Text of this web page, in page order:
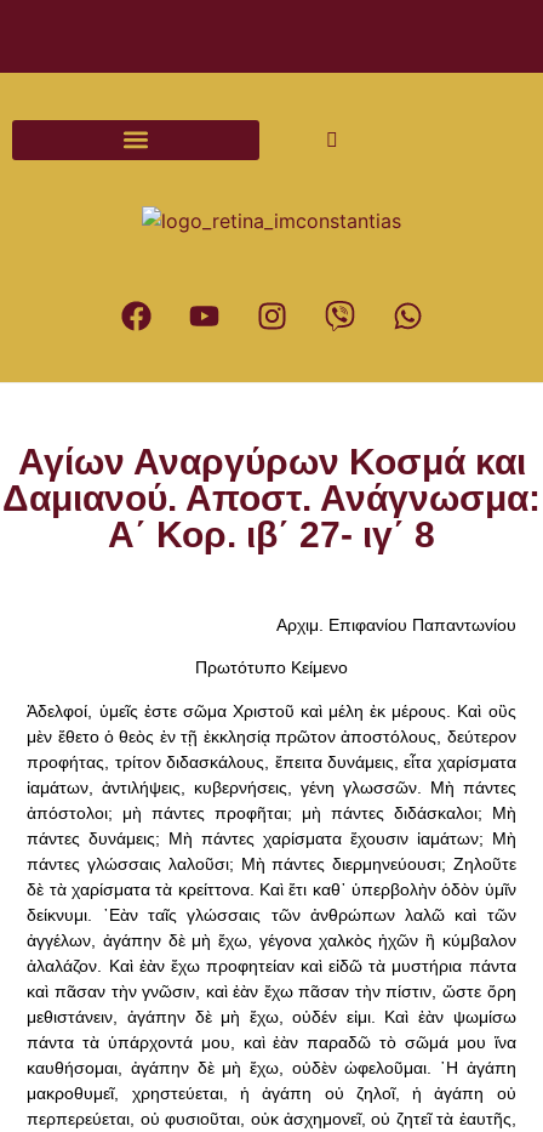
Αγίων Αναργύρων Κοσμά και
Δαμιανού. Αποστ. Ανάγνωσμα:
Α΄ Κορ. ιβ΄ 27- ιγ΄ 8
Αρχιμ. Επιφανίου Παπαντωνίου
Πρωτότυπο Κείμενο
Ἀδελφοί, ὑμεῖς ἐστε σῶμα Χριστοῦ καὶ μέλη ἐκ μέρους. Καὶ οὓς
μὲν ἔθετο ὁ θεὸς ἐν τῇ ἐκκλησίᾳ πρῶτον ἀποστόλους, δεύτερον
προφήτας, τρίτον διδασκάλους, ἔπειτα δυνάμεις, εἶτα χαρίσματα
ἰαμάτων, ἀντιλήψεις, κυβερνήσεις, γένη γλωσσῶν. Μὴ πάντες
ἀπόστολοι; μὴ πάντες προφῆται; μὴ πάντες διδάσκαλοι; Μὴ
πάντες δυνάμεις; Μὴ πάντες χαρίσματα ἔχουσιν ἰαμάτων; Μὴ
πάντες γλώσσαις λαλοῦσι; Μὴ πάντες διερμηνεύουσι; Ζηλοῦτε
δὲ τὰ χαρίσματα τὰ κρείττονα. Καὶ ἔτι καθ᾿ ὑπερβολὴν ὁδὸν ὑμῖν
δείκνυμι. ᾿Εὰν ταῖς γλώσσαις τῶν ἀνθρώπων λαλῶ καὶ τῶν
ἀγγέλων, ἀγάπην δὲ μὴ ἔχω, γέγονα χαλκὸς ἠχῶν ἢ κύμβαλον
ἀλαλάζον. Καὶ ἐὰν ἔχω προφητείαν καὶ εἰδῶ τὰ μυστήρια πάντα
καὶ πᾶσαν τὴν γνῶσιν, καὶ ἐὰν ἔχω πᾶσαν τὴν πίστιν, ὥστε ὄρη
μεθιστάνειν, ἀγάπην δὲ μὴ ἔχω, οὐδέν εἰμι. Καὶ ἐὰν ψωμίσω
πάντα τὰ ὑπάρχοντά μου, καὶ ἐὰν παραδῶ τὸ σῶμά μου ἵνα
καυθήσομαι, ἀγάπην δὲ μὴ ἔχω, οὐδὲν ὠφελοῦμαι. ῾Η ἀγάπη
μακροθυμεῖ, χρηστεύεται, ἡ ἀγάπη οὐ ζηλοῖ, ἡ ἀγάπη οὐ
περπερεύεται, οὐ φυσιοῦται, οὐκ ἀσχημονεῖ, οὐ ζητεῖ τὰ ἑαυτῆς,